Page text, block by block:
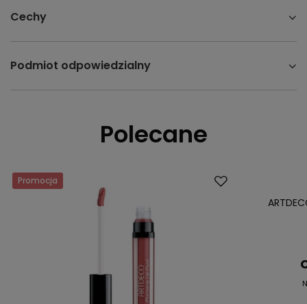
Cechy
Podmiot odpowiedzialny
Polecane
Promocja
Przecena